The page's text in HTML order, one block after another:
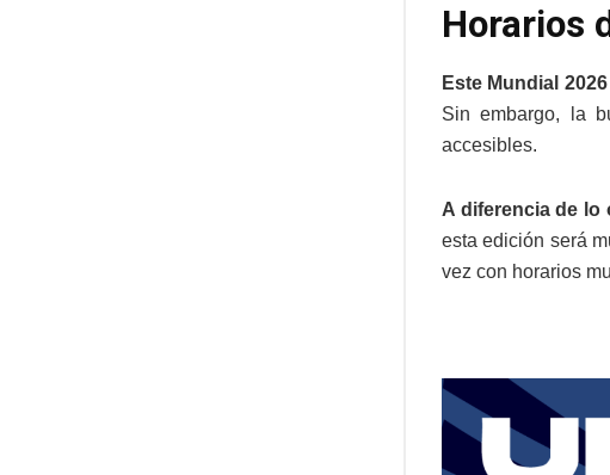
Horarios
Este Mundial
Sin embargo, la
accesibles.
A diferencia de lo
esta edición será
vez con horarios